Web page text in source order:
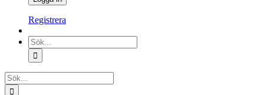
Registrera
Sök
efter:
Sök
efter: